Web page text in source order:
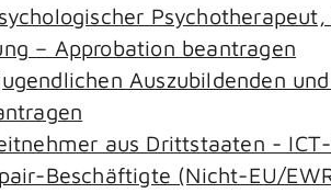
– Approbation beantragen
Auszubildenden
aus Drittstaaten -
Beschäftigte (Nicht-EU/